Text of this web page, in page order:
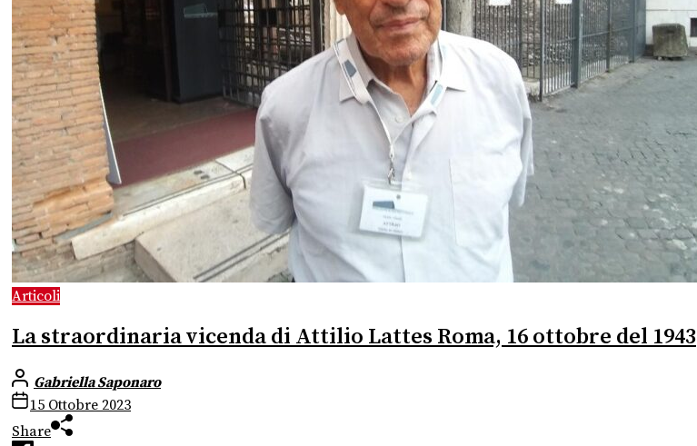
Articoli
La straordinaria vicenda di Attilio Lattes Roma, 16 ottobre del 1943
Gabriella Saponaro
15 Ottobre 2023
Share